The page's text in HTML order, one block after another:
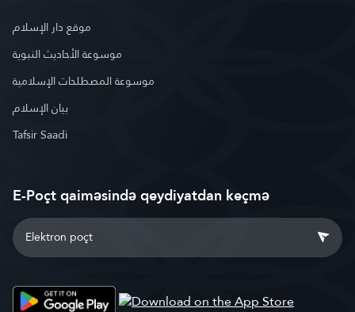
موقع دار الإسلام
موسوعة الأحاديث النبوية
موسوعة المصطلحات الإسلامية
بيان الإسلام
Tafsir Saadi
E-Poçt qaiməsində qeydiyatdan keçmə